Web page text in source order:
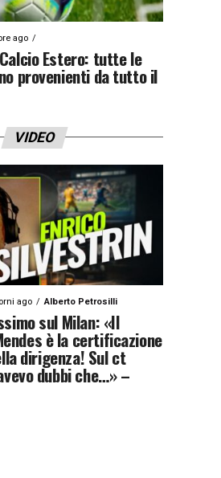
ago
Estero: tutte le
provenienti da tutto il
VIDEO
ago Alberto Petrosilli
sul Milan: «Il
è la certificazione
dirigenza! Sul ct
dubbi che…» –